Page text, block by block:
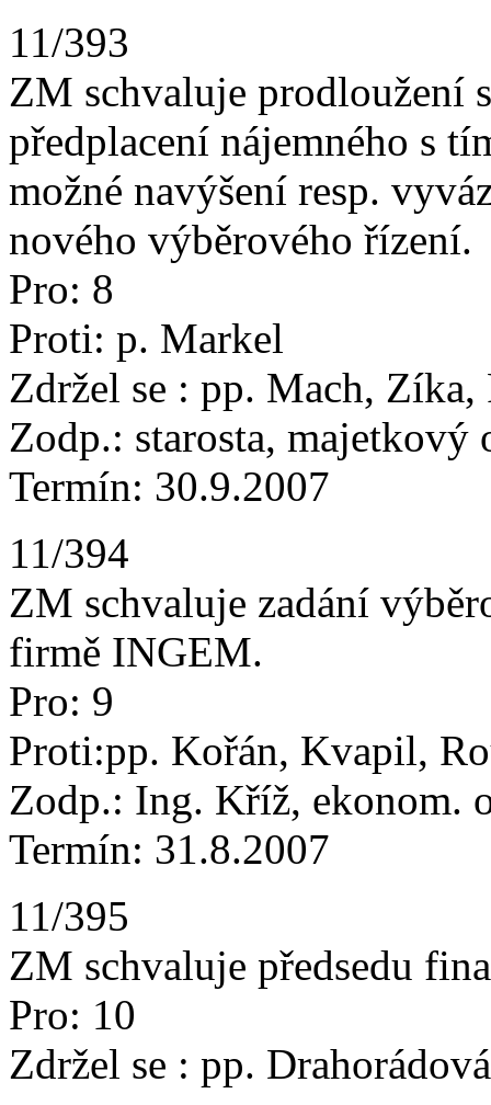
11/393
ZM schvaluje prodloužení
předplacení nájemného s
možné navýšení resp.
nového výběrového řízení.
Pro: 8
Proti: p. Markel
Zdržel se : pp. Mach, Zíka,
Zodp.: starosta, majetkový
Termín: 30.9.2007
11/394
ZM schvaluje zadání
firmě INGEM.
Pro: 9
Proti:pp. Kořán, Kvapil,
Zodp.: Ing. Kříž, ekonom.
Termín: 31.8.2007
11/395
ZM schvaluje předsedu
Pro: 10
Zdržel se : pp.